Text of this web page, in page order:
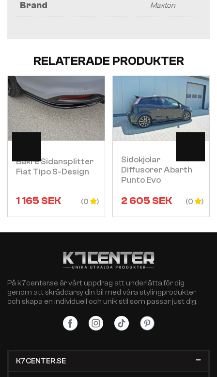
Brand Maxton
RELATERADE PRODUKTER
Bakre Sidansplitter
Fiat Tipo S-Design
1 165SEK (0
Visa
Sidokjolar
Diffusorer Abarth
Punto Evo
2 605SEK (0
Visa
På k7center.se är vårt uppdrag att underlätta för dig
genom att skräddarsy din bil med våra stylingprodukter
och skapa en individuell och unik stil som passar just dig.
K7CENTER.SE